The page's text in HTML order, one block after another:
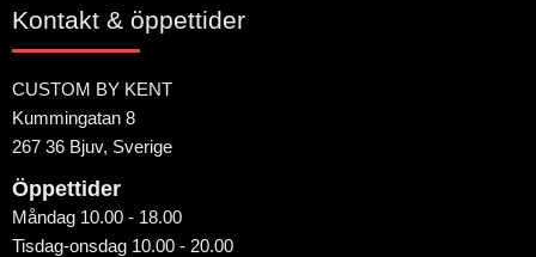
Kontakt & öppettider
CUSTOM BY KENT
Kummingatan 8
267 36 Bjuv, Sverige
Öppettider
Måndag 10.00 - 18.00
Tisdag-onsdag 10.00 - 20.00